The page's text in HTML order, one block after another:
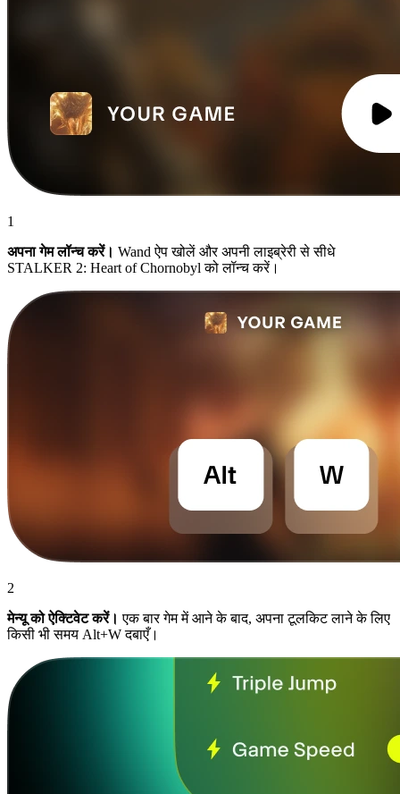
1
अपना गेम लॉन्च करें। Wand ऐप खोलें और अपनी लाइब्रेरी से सीधे
STALKER 2: Heart of Chornobyl को लॉन्च करें।
2
मेन्यू को ऐक्टिवेट करें। एक बार गेम में आने के बाद, अपना टूलकिट लाने के लिए
किसी भी समय Alt+W दबाएँ।